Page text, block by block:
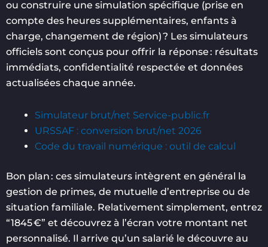
ou construire une simulation spécifique (prise en
compte des heures supplémentaires, enfants à
charge, changement de région) ? Les simulateurs
officiels sont conçus pour offrir la réponse : résultats
immédiats, confidentialité respectée et données
actualisées chaque année.
Simulateur brut/net Service-public.fr
URSSAF : conversion brut/net 2026
Code du travail numérique : outil de calcul
Bon plan : ces simulateurs intègrent en général la
gestion de primes, de mutuelle d’entreprise ou de
situation familiale. Relativement simplement, entrez
“1845 €” et découvrez à l’écran votre montant net
personnalisé. Il arrive qu’un salarié le découvre au